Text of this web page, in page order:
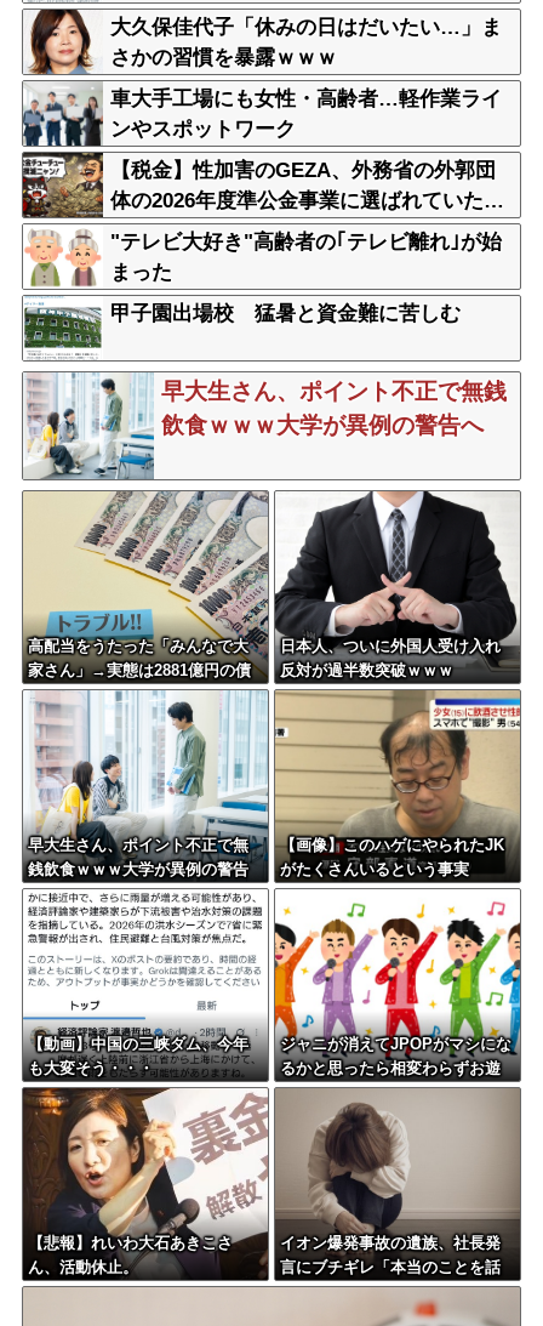
大久保佳代子「休みの日はだいたい…」ま
さかの習慣を暴露ｗｗｗ
車大手工場にも女性・高齢者…軽作業ライ
ンやスポットワーク
【税金】性加害のGEZA、外務省の外郭団
体の2026年度準公金事業に選ばれていた…
ネット「首相を小馬鹿にしながら公金に群
がってたの？」「右手で補助金もらいなが
ら左手で反政府」
"テレビ大好き"高齢者の｢テレビ離れ｣が始
まった
甲子園出場校 猛暑と資金難に苦しむ
早大生さん、ポイント不正で無銭
飲食ｗｗｗ大学が異例の警告へ
高配当をうたった「みんなで大
家さん」→実態は2881億円の債
務超過
日本人、ついに外国人受け入れ
反対が過半数突破ｗｗｗ
早大生さん、ポイント不正で無
銭飲食ｗｗｗ大学が異例の警告
へ
【画像】このハゲにやられたJK
がたくさんいるという事実
【動画】中国の三峡ダム、今年
も大変そう・・・
ジャニが消えてJPOPがマシにな
るかと思ったら相変わらずお遊
戯会やってて笑う
【悲報】れいわ大石あきこさ
ん、活動休止。
イオン爆発事故の遺族、社長発
言にブチギレ「本当のことを話
して」